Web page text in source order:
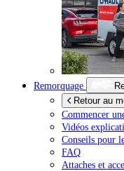
Remorquage
Retour au
Commencer
Vidéos
Conseils pour
FAQ
Attaches et